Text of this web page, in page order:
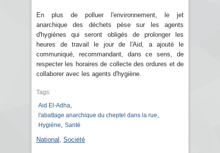
En plus de polluer l'environnement, le jet
anarchique des déchets pèse sur les agents
d'hygiènes qui seront obligés de prolonger les
heures de travail le jour de l'Aid, a ajouté le
communiqué, recommandant, dans ce sens, de
respecter les horaires de collecte des ordures et de
collaborer avec les agents d'hygiène.
Tags:
Aid El-Adha
l'abattage anarchique du cheptel dans la rue
Hygiène Santé
National Société